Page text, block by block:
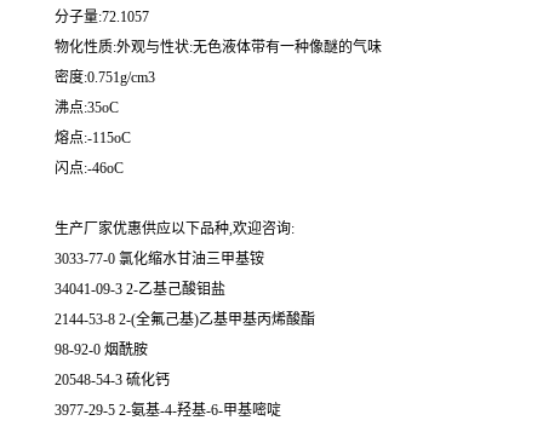
分子量:72.1057
物化性质:外观与性状:无色液体带有一种像醚的气味
密度:0.751g/cm3
沸点:35oC
熔点:-115oC
闪点:-46oC
生产厂家优惠供应以下品种,欢迎咨询:
3033-77-0 氯化缩水甘油三甲基铵
34041-09-3 2-乙基己酸钼盐
2144-53-8 2-(全氟己基)乙基甲基丙烯酸酯
98-92-0 烟酰胺
20548-54-3 硫化钙
3977-29-5 2-氨基-4-羟基-6-甲基嘧啶